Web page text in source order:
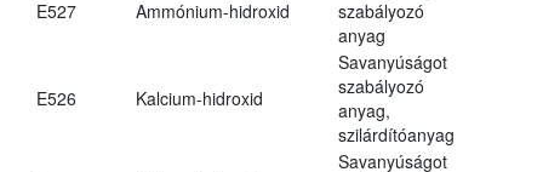
E527 Ammónium-hidroxid
szabályozó
anyag
E526 Kalcium-hidroxid
Savanyúságot
szabályozó
anyag,
szilárdítóanyag
Savanyúságot